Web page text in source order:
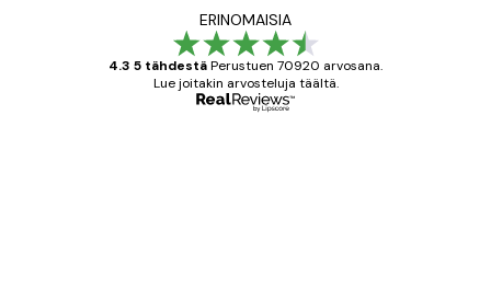
ERINOMAISIA
4.3 5 tähdestäPerustuen 70920 arvosana.
Lue joitakin arvosteluja täältä.